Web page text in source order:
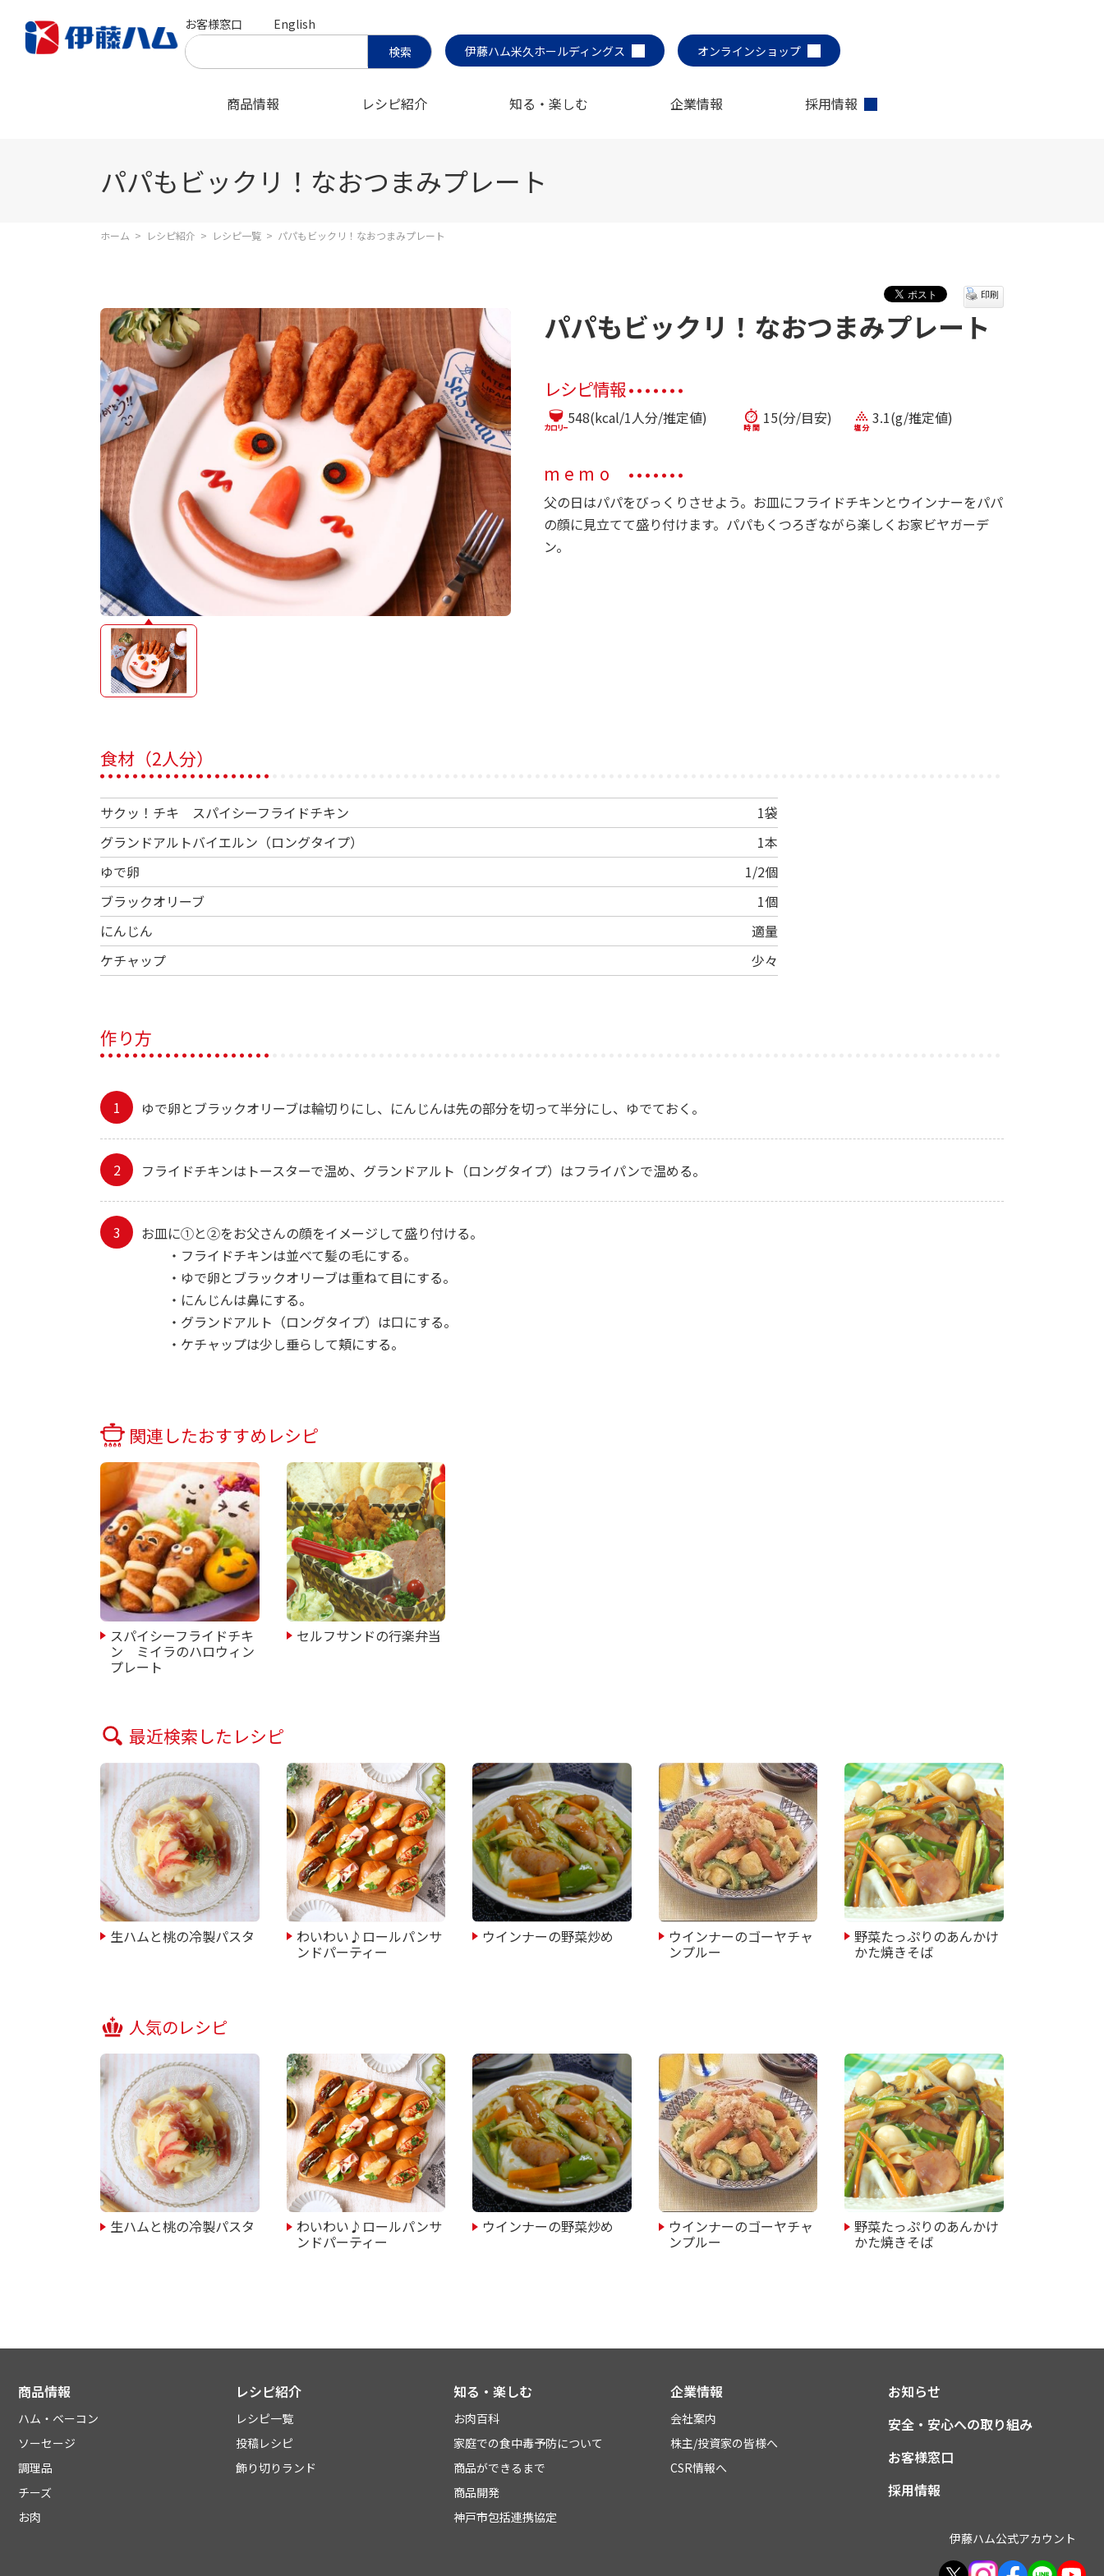
お客様窓口
English
伊藤ハム米久ホールディングス
オンラインショップ
商品情報 レシピ紹介 知る・楽しむ 企業情報 採用情報
パパもビックリ！なおつまみプレート
ホーム > レシピ紹介 > レシピ一覧 > パパもビックリ！なおつまみプレート
パパもビックリ！なおつまみプレート
印刷
レシピ情報
548(kcal/1人分/推定値) 15(分/目安) 3.1(g/推定値)
memo
父の日はパパをびっくりさせよう。お皿にフライドチキンとウインナーをパパ
の顔に見立てて盛り付けます。パパもくつろぎながら楽しくお家ビヤガーデ
ン。
食材（2人分）
サクッ！チキ スパイシーフライドチキン
1袋
グランドアルトバイエルン（ロングタイプ）
1本
ゆで卵
1/2個
ブラックオリーブ
1個
にんじん
適量
ケチャップ
少々
作り方
ゆで卵とブラックオリーブは輪切りにし、にんじんは先の部分を切って半分にし、ゆでておく。
フライドチキンはトースターで温め、グランドアルト（ロングタイプ）はフライパンで温める。
お皿に①と②をお父さんの顔をイメージして盛り付ける。
・フライドチキンは並べて髪の毛にする。
・ゆで卵とブラックオリーブは重ねて目にする。
・にんじんは鼻にする。
・グランドアルト（ロングタイプ）は口にする。
・ケチャップは少し垂らして頬にする。
関連したおすすめレシピ
スパイシーフライドチキ
ン ミイラのハロウィン
プレート
セルフサンドの行楽弁当
最近検索したレシピ
生ハムと桃の冷製パスタ わいわい♪ロールパンサ
ンドパーティー
ウインナーの野菜炒め ウインナーのゴーヤチャ
ンプルー
野菜たっぷりのあんかけ
かた焼きそば
人気のレシピ
生ハムと桃の冷製パスタ わいわい♪ロールパンサ
ンドパーティー
ウインナーの野菜炒め ウインナーのゴーヤチャ
ンプルー
野菜たっぷりのあんかけ
かた焼きそば
商品情報
ハム・ベーコン
ソーセージ
調理品
チーズ
お肉
レシピ紹介
レシピ一覧
投稿レシピ
飾り切りランド
知る・楽しむ
お肉百科
家庭での食中毒予防について
商品ができるまで
商品開発
神戸市包括連携協定
企業情報
会社案内
株主/投資家の皆様へ
CSR情報へ
お知らせ
安全・安心への取り組み
お客様窓口
採用情報
伊藤ハム公式アカウント